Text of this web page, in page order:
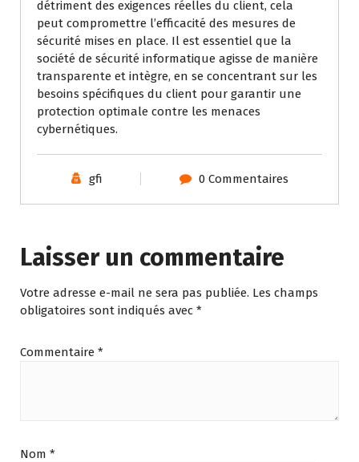
détriment des exigences réelles du client, cela
peut compromettre l’efficacité des mesures de
sécurité mises en place. Il est essentiel que la
société de sécurité informatique agisse de manière
transparente et intègre, en se concentrant sur les
besoins spécifiques du client pour garantir une
protection optimale contre les menaces
cybernétiques.
gfi 0 Commentaires
Laisser un commentaire
Votre adresse e-mail ne sera pas publiée. Les champs
obligatoires sont indiqués avec *
Commentaire *
Nom *